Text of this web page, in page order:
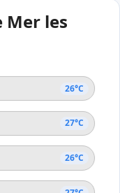
Mer les
26°C
27°C
26°C